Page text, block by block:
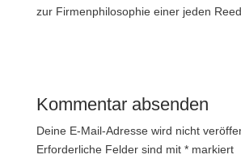
zur Firmenphilosophie einer jeden
Kommentar absenden
Deine E-Mail-Adresse wird nicht
Erforderliche Felder sind mit *markiert